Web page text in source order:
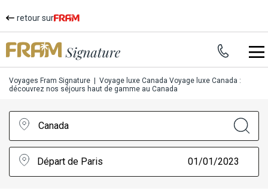
retour sur
Voyages Fram Signature Voyage luxe Canada Voyage luxe Canada :
découvrez nos séjours haut de gamme au Canada
Canada
Départ de Paris 01/01/2023